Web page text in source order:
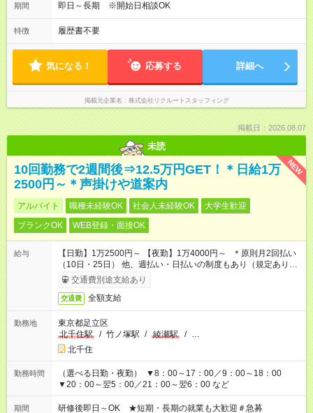
期間 即日～長期 ※開始日相談OK
特徴 履歴書不要
気になる！ 応募する 詳細へ
掲載元企業名 株式会社リクルートスタッフィング
掲載日：2026.08.07
未読
NEW
10回勤務で2週間後⇒12.5万円GET！＊日給1万
2500円～＊声掛けや道案内
アルバイト 職種未経験OK 社会人未経験OK
大学生歓迎
ブランクOK
WEB登録・面接OK
給与
【日勤】1万2500円～ 【夜勤】1万4000円～ ＊原則月2回払い
（10日・25日） 他、週払い・日払いの制度もあり（規定あり）
＃日収1万円以上
交通費別途支給あり
交通費 全額支給
勤務地
東京都足立区
北千住駅
/ 竹ノ塚駅 / 綾瀬駅 / …
北千住
勤務時間
（選べる日勤・夜勤） ▼8：00～17：00／9：00～18：00
▼20：00～翌5：00／21：00～翌6：00 など
期間 研修後即日～OK ★短期・長期の就業も大歓迎＃急募